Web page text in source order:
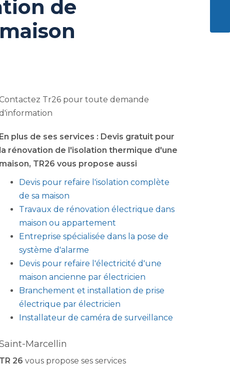
de
Contactez Tr26 pour toute demande
En plus de ses services : Devis gratuit pour
la rénovation de l'isolation thermique d'une
maison, TR26 vous propose aussi
Devis pour refaire l'isolation complète
de sa maison
Travaux de rénovation électrique dans
maison ou appartement
Entreprise spécialisée dans la pose de
système d'alarme
Devis pour refaire l'électricité d'une
maison ancienne par électricien
Branchement et installation de prise
électrique par électricien
Installateur de caméra de surveillance
Marcellin
TR 26 vous propose ses services